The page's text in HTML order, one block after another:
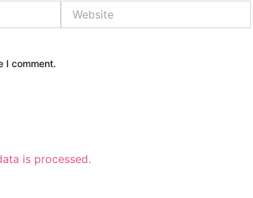
I comment.
is processed.